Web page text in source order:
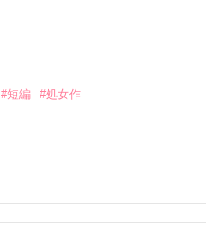
#短編 #処女作